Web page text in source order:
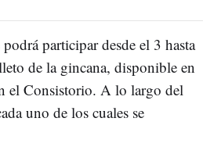
podrá participar desde el 3 hasta
de la gincana, disponible en
el Consistorio. A lo largo del
uno de los cuales se